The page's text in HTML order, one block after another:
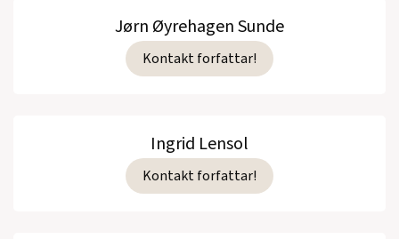
Jørn Øyrehagen Sunde
Kontakt forfattar!
Ingrid Lensol
Kontakt forfattar!